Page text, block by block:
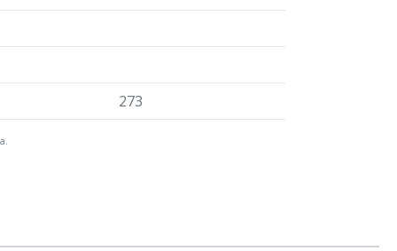
273